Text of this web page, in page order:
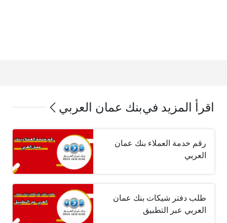
اقرأ المزيد فيبنك عمان العربي
رقم خدمة العملاء بنك عمان
العربي
طلب دفتر شيكات بنك عمان
العربي عبر التطبيق